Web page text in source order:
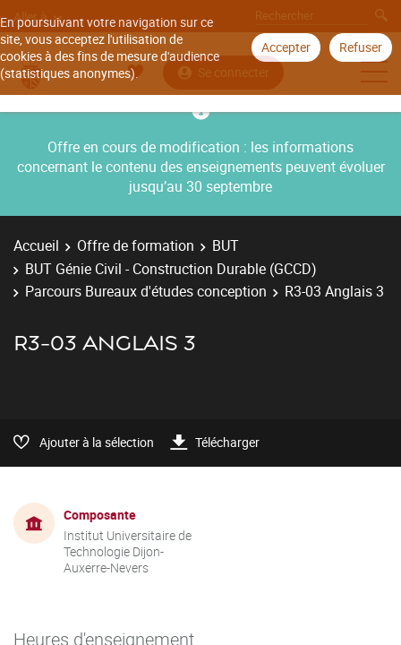
En poursuivant votre navigation sur ce
site, vous acceptez l'utilisation de
cookies à des fins de mesure d'audience
(statistiques anonymes).
Accepter Refuser
Aller à
Se connecter
Offre en cours de modification : les informations
concernant le contenu des enseignements peuvent évoluer
jusqu’au 30 septembre
Accueil Offre de formation
BUT
BUT Génie Civil - Construction Durable (GCCD)
Parcours Bureaux d'études conception
R3-03 Anglais 3
R3-03 ANGLAIS 3
Ajouter à la sélection Télécharger
Composante
Institut Universitaire de
Technologie Dijon-
Auxerre-Nevers
Heures d'enseignement